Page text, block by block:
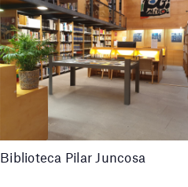
Biblioteca Pilar Juncosa